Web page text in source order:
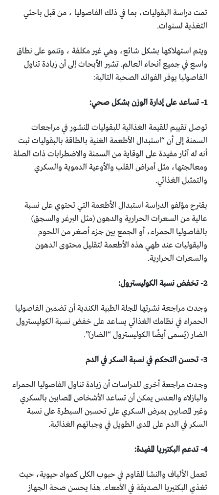
تمت دراسة البقوليات، بما في ذلك الفاصوليا ، من قبل باحثي
‏التغذية لسنوات. ‏
ويتم استهلاكها بشكل شائع، وهي غير مكلفة ، وتنمو على نطاق
‏واسع في جميع أنحاء العالم. تشير الأبحاث إلى أن زيادة تناول
‏الفاصوليا يوفر الفوائد الصحية التالية:‏
توصل تقييم للقيمة الغذائية للبقوليات المنشور في مراجعات
‏السمنة إلى أن “استبدال الأطعمة الغنية بالطاقة بالبقوليات ثبت
‏أنه له آثار مفيدة على الوقاية من السمنة والاضطرابات ذات الصلة
‏ومعالجتها، مثل أمراض القلب والأوعية الدموية والسكري
‏والتمثيل الغذائي. ‏
يقترح مؤلفو الدراسة استبدال الأطعمة التي تحتوي على نسبة
‏عالية من السعرات الحرارية والدهون (مثل البرغر والسجق)
‏بالفاصوليا الحمراء، أو الجمع بين جزء أصغر من اللحوم
‏والبقوليات عند طهي هذه الأطعمة لتقليل محتوى الدهون
‏والسعرات الحرارية‎.‎
وجدت مراجعة نشرتها المجلة الطبية الكندية أن تضمين الفاصوليا
‏الحمراء في نظامك الغذائي يساعد على خفض نسبة الكوليسترول
‏الضار (يُسمى أيضًا الكوليسترول “الضار)”.‏
وجدت مراجعة أخرى للدراسات أن زيادة تناول الفاصوليا الحمراء
‏والبازلاء والعدس يمكن أن تساعد الأشخاص المصابين بالسكري
‏وغير المصابين بمرض السكري على تحسين السيطرة على نسبة
‏السكر في الدم على المدى الطويل في وجباتهم الغذائية‎.‎
تعمل الألياف والنشا المقاوم في حبوب الكلى كمواد حيوية، حيث
‏تغذي البكتيريا الصديقة في الأمعاء. هذا يحسن صحة الجهاز